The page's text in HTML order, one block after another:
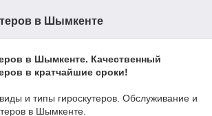
в Шымкенте
в Шымкенте. Качественный
в кратчайшие сроки!
и типы гироскутеров. Обслуживание и
в Шымкенте.